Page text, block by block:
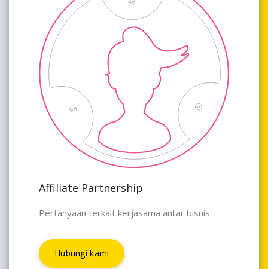
Affiliate Partnership
Pertanyaan terkait kerjasama antar bisnis
Hubungi kami